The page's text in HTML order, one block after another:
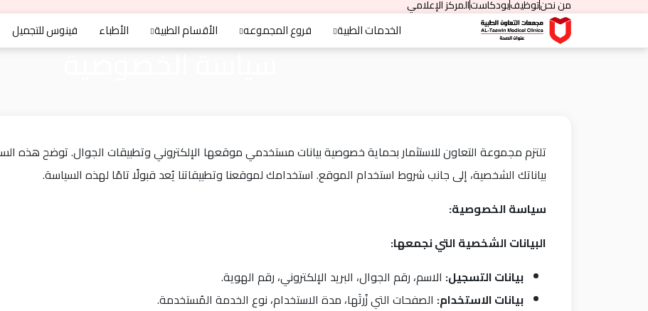
من نحنتوظيفبودكاستالمركز الإعلامي
الخدمات الطبية فروع المجموعه الأقسام الطبية الأطباء فينوس للتجميل
سياسة الخصوصية
تلتزم مجموعة التعاون للاستثمار بحماية خصوصية بيانات مستخدمي موقعها الإلكتروني وتطبيقات الجوال. توضح هذه
بياناتك الشخصية، إلى جانب شروط استخدام الموقع. استخدامك لموقعنا وتطبيقاتنا يُعد قبولًا تامًا لهذه السياسة.
سياسة الخصوصية:
البيانات الشخصية التي نجمعها:
بيانات التسجيل: الاسم، رقم الجوال، البريد الإلكتروني، رقم الهوية.
بيانات الاستخدام: الصفحات التي زُرتَها، مدة الاستخدام، نوع الخدمة المُستخدمة.